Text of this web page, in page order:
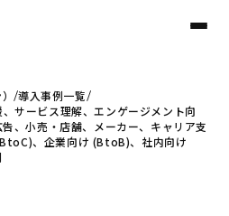
て
導入事例一覧
サービス理解、エンゲージメント向
告、小売・店舗、メーカー、キャリア支
、企業向け (BtoB)、社内向け